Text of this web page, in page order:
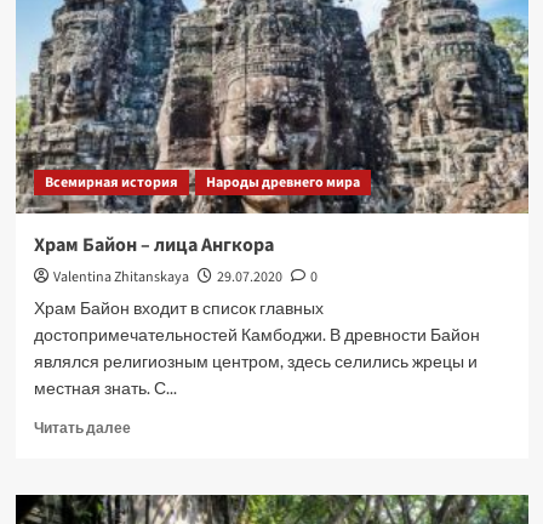
мир
храмов
Ангкора:
Бантеайсрей.
Преа
Вихеар.
Бэнгмеалеа.
Всемирная история Народы древнего мира
Храм Байон – лица Ангкора
Valentina Zhitanskaya 29.07.2020
0
Храм Байон входит в список главных
достопримечательностей Камбоджи. В древности Байон
являлся религиозным центром, здесь селились жрецы и
местная знать. С...
Читать далееПрочитать
Храм
Байон